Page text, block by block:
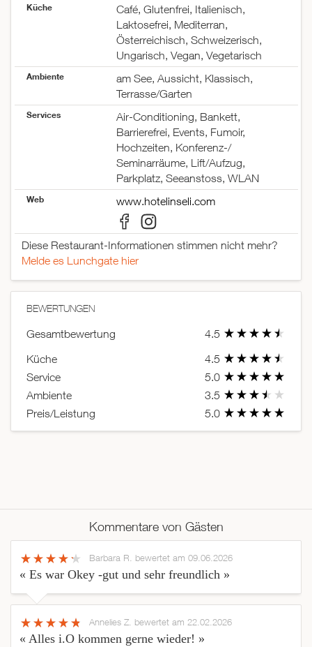
Freitag
06:30–22:00
06:30–22:00
06:30–22:00
Küche
Café, Glutenfrei, Italienisch,
Laktosefrei, Mediterran,
Österreichisch, Schweizerisch,
Ungarisch, Vegan, Vegetarisch
Ambiente
am See, Aussicht, Klassisch,
Terrasse/Garten
Services
Air-Conditioning, Bankett,
Barrierefrei, Events, Fumoir,
Hochzeiten, Konferenz-/
Seminarräume, Lift/Aufzug,
Parkplatz, Seeanstoss, WLAN
Web www.hotelinseli.com
Diese Restaurant-Informationen stimmen nicht mehr?
Melde es Lunchgate hier
BEWERTUNGEN
Gesamtbewertung
4.5
Küche
4.5
Service
5.0
Ambiente
3.5
Preis/Leistung
5.0
Kommentare von Gästen
Barbara R. bewertet am 09.06.2026
« Es war Okey -gut und sehr freundlich »
Annelies Z. bewertet am 22.02.2026
« Alles i.O kommen gerne wieder! »